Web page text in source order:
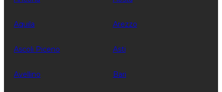
Aquila Arezzo
Ascoli Piceno Asti
Avellino Bari